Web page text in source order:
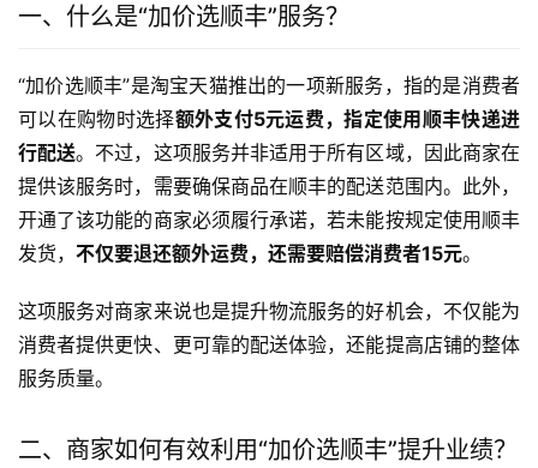
一、什么是“加价选顺丰”服务？
“加价选顺丰”是淘宝天猫推出的一项新服务，指的是消费者
可以在购物时选择额外支付5元运费，指定使用顺丰快递进
行配送。不过，这项服务并非适用于所有区域，因此商家在
提供该服务时，需要确保商品在顺丰的配送范围内。此外，
开通了该功能的商家必须履行承诺，若未能按规定使用顺丰
发货， 不仅要退还额外运费，还需要赔偿消费者15元。
这项服务对商家来说也是提升物流服务的好机会，不仅能为
消费者提供更快、更可靠的配送体验，还能提高店铺的整体
服务质量。
二、商家如何有效利用“加价选顺丰”提升业绩？